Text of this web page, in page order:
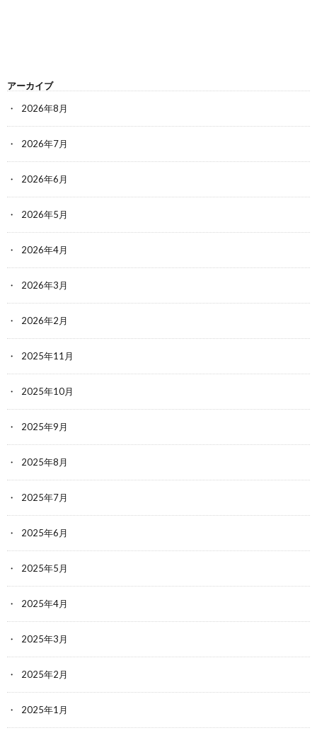
アーカイブ
2026年8月
2026年7月
2026年6月
2026年5月
2026年4月
2026年3月
2026年2月
2025年11月
2025年10月
2025年9月
2025年8月
2025年7月
2025年6月
2025年5月
2025年4月
2025年3月
2025年2月
2025年1月